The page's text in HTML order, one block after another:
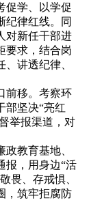
促学、以学促
纪律红线。同
对新任干部进
要求，结合岗
讲透纪律、
移。考察环
部坚决“亮红
举报渠道，对
教育基地、
报，用身边“活
畏、存戒惧、
，筑牢拒腐防